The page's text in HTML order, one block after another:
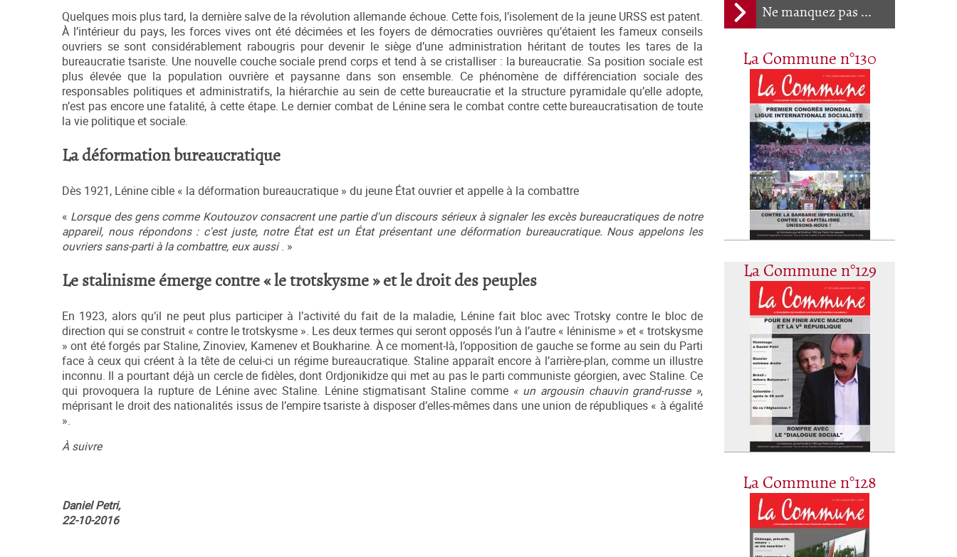
Ne manquez pas ...
La Commune n°130
La Commune n°129
La Commune n°128
Quelques mois plus tard, la dernière salve de la révolution allemande échoue. Cette fois, l’isolement de la jeune URSS est patent.
À l’intérieur du pays, les forces vives ont été décimées et les foyers de démocraties ouvrières qu’étaient les fameux conseils
ouvriers se sont considérablement rabougris pour devenir le siège d’une administration héritant de toutes les tares de la
bureaucratie tsariste. Une nouvelle couche sociale prend corps et tend à se cristalliser : la bureaucratie. Sa position sociale est
plus élevée que la population ouvrière et paysanne dans son ensemble. Ce phénomène de différenciation sociale des
responsables politiques et administratifs, la hiérarchie au sein de cette bureaucratie et la structure pyramidale qu’elle adopte,
n’est pas encore une fatalité, à cette étape. Le dernier combat de Lénine sera le combat contre cette bureaucratisation de toute
la vie politique et sociale.
La déformation bureaucratique
Dès 1921, Lénine cible « la déformation bureaucratique » du jeune État ouvrier et appelle à la combattre
« Lorsque des gens comme Koutouzov consacrent une partie d'un discours sérieux à signaler les excès bureaucratiques de notre
appareil, nous répondons : c'est juste, notre État est un État présentant une déformation bureaucratique. Nous appelons les
ouvriers sans-parti à la combattre, eux aussi. »
Le stalinisme émerge contre « le trotskysme » et le droit des peuples
En 1923, alors qu’il ne peut plus participer à l’activité du fait de la maladie, Lénine fait bloc avec Trotsky contre le bloc de
direction qui se construit « contre le trotskysme ». Les deux termes qui seront opposés l’un à l’autre « léninisme » et « trotskysme
» ont été forgés par Staline, Zinoviev, Kamenev et Boukharine. À ce moment-là, l’opposition de gauche se forme au sein du Parti
face à ceux qui créent à la tête de celui-ci un régime bureaucratique. Staline apparaît encore à l’arrière-plan, comme un illustre
inconnu. Il a pourtant déjà un cercle de fidèles, dont Ordjonikidze qui met au pas le parti communiste géorgien, avec Staline. Ce
qui provoquera la rupture de Lénine avec Staline. Lénine stigmatisant Staline comme « un argousin chauvin grand-russe »,
méprisant le droit des nationalités issus de l’empire tsariste à disposer d’elles-mêmes dans une union de républiques « à égalité
».
À suivre
Daniel Petri,
22-10-2016